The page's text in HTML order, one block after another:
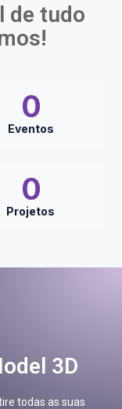
de tudo
0
Eventos
0
Projetos
3D
todas as suas